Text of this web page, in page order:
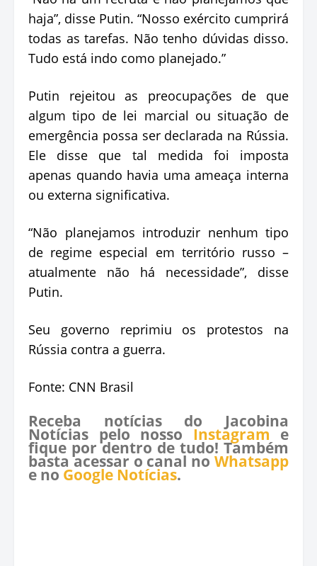
haja”, disse Putin. “Nosso exército cumprirá
todas as tarefas. Não tenho dúvidas disso.
Tudo está indo como planejado.”
Putin rejeitou as preocupações de que
algum tipo de lei marcial ou situação de
emergência possa ser declarada na Rússia.
Ele disse que tal medida foi imposta
apenas quando havia uma ameaça interna
ou externa significativa.
“Não planejamos introduzir nenhum tipo
de regime especial em território russo –
atualmente não há necessidade”, disse
Putin.
Seu governo reprimiu os protestos na
Rússia contra a guerra.
Fonte: CNN Brasil
Receba notícias do Jacobina
Notícias pelo nosso Instagram e
fique por dentro de tudo! Também
basta acessar o canal no Whatsapp
e no Google Notícias.